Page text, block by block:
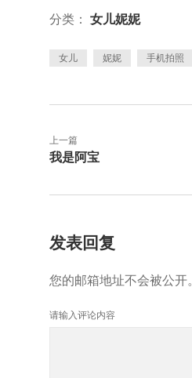
分类： 女儿妮妮
女儿 妮妮 手机拍照
上一篇
我是阿宝
发表回复
您的邮箱地址不会被公开。
请输入评论内容